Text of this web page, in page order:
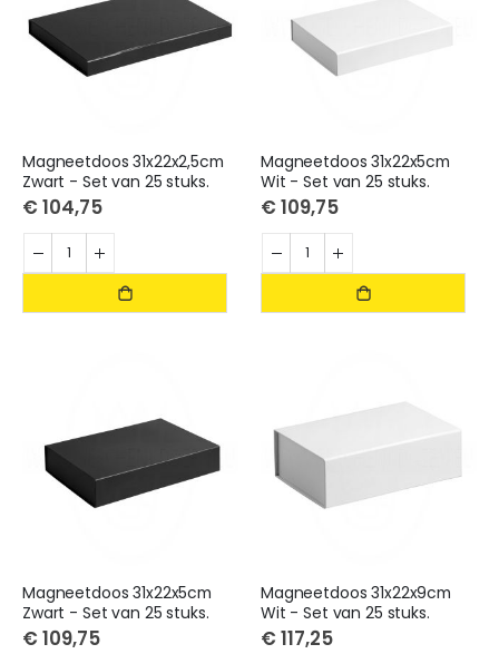
Magneetdoos 31x22x2,5cm
Zwart - Set van 25 stuks.
€ 104,75
Magneetdoos 31x22x5cm
Wit - Set van 25 stuks.
€ 109,75
Magneetdoos 31x22x5cm
Zwart - Set van 25 stuks.
€ 109,75
Magneetdoos 31x22x9cm
Wit - Set van 25 stuks.
€ 117,25